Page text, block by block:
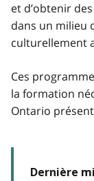
et d’obtenir
dans un milieu
culturellement
Ces
la formation
Ontario
Dernière